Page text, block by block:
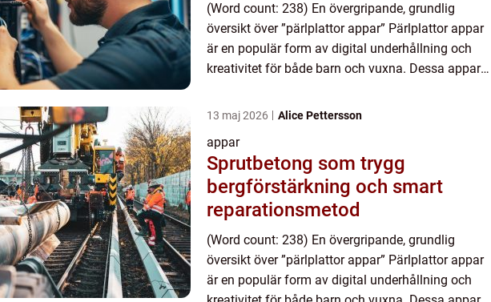
(Word count: 238) En övergripande, grundlig
översikt över ”pärlplattor appar” Pärlplattor appar
är en populär form av digital underhållning och
kreativitet för både barn och vuxna. Dessa appar
13 maj 2026 Alice Pettersson
appar
Sprutbetong som trygg
bergförstärkning och smart
reparationsmetod
(Word count: 238) En övergripande, grundlig
översikt över ”pärlplattor appar” Pärlplattor appar
är en populär form av digital underhållning och